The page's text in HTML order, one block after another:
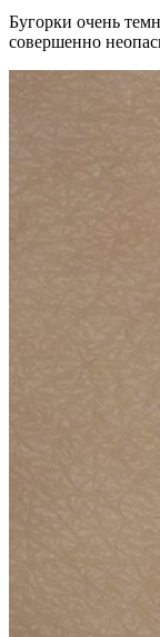
Бугорки очень
совершенно